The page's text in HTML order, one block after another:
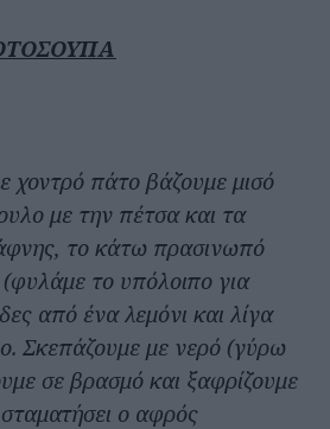
χοντρό πάτο βάζουμε μισό
με την πέτσα και τα
το κάτω πρασινωπό
το υπόλοιπο για
από ένα λεμόνι και λίγα
Σκεπάζουμε με νερό (γύρω
σε βρασμό και ξαφρίζουμε
ο αφρός